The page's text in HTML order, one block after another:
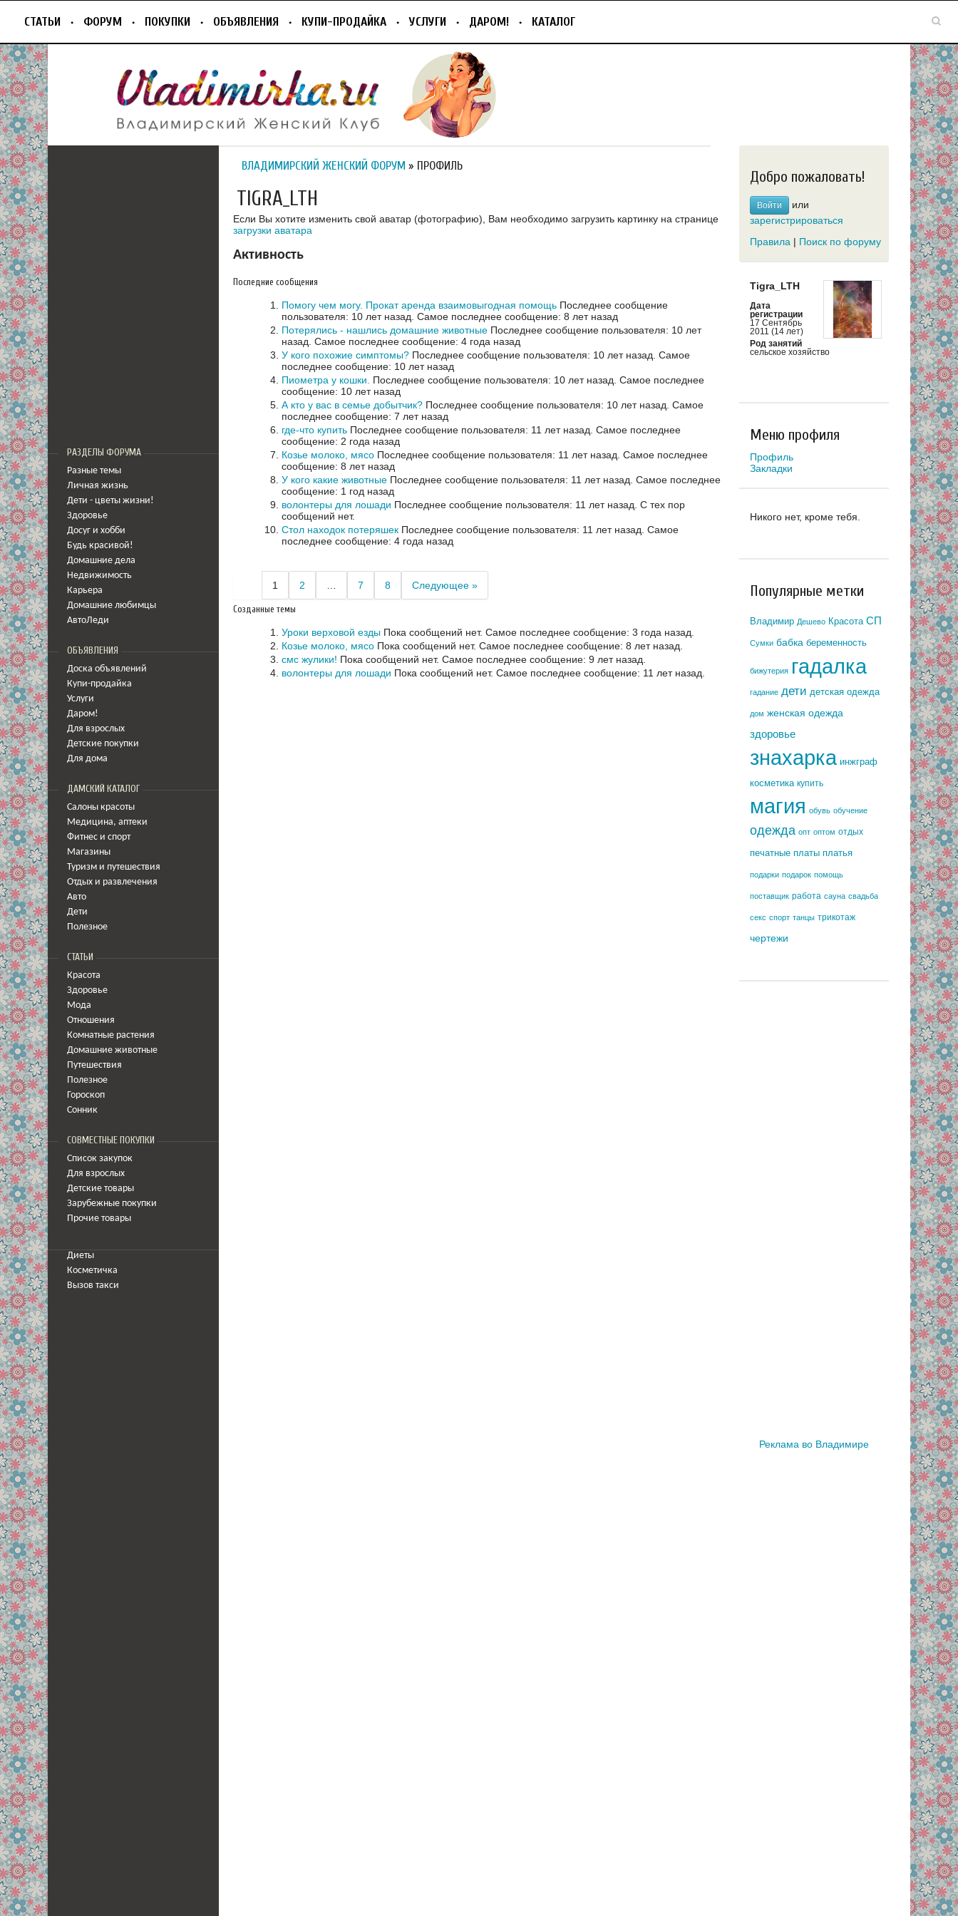
СТАТЬИ ФОРУМ ПОКУПКИ ОБЪЯВЛЕНИЯ КУПИ-ПРОДАЙКА УСЛУГИ ДАРОМ! КАТАЛОГ
РАЗДЕЛЫ ФОРУМА
Разные темы
Личная жизнь
Дети - цветы жизни!
Здоровье
Досуг и хобби
Будь красивой!
Домашние дела
Недвижимость
Карьера
Домашние любимцы
АвтоЛеди
ОБЪЯВЛЕНИЯ
Доска объявлений
Купи-продайка
Услуги
Даром!
Для взрослых
Детские покупки
Для дома
ДАМСКИЙ КАТАЛОГ
Салоны красоты
Медицина, аптеки
Фитнес и спорт
Магазины
Туризм и путешествия
Отдых и развлечения
Авто
Дети
Полезное
СТАТЬИ
Красота
Здоровье
Мода
Отношения
Комнатные растения
Домашние животные
Путешествия
Полезное
Гороскоп
Сонник
СОВМЕСТНЫЕ ПОКУПКИ
Список закупок
Для взрослых
Детские товары
Зарубежные покупки
Прочие товары
Диеты
Косметичка
Вызов такси
ВЛАДИМИРСКИЙ ЖЕНСКИЙ ФОРУМ » ПРОФИЛЬ
TIGRA_LTH
Если Вы хотите изменить свой аватар (фотографию), Вам необходимо загрузить картинку на странице
загрузки аватара
Активность
Последние сообщения
Помогу чем могу. Прокат аренда взаимовыгодная помощь Последнее сообщение
пользователя: 10 лет назад. Самое последнее сообщение: 8 лет назад
Потерялись - нашлись домашние животные Последнее сообщение пользователя: 10 лет
назад. Самое последнее сообщение: 4 года назад
У кого похожие симптомы? Последнее сообщение пользователя: 10 лет назад. Самое
последнее сообщение: 10 лет назад
Пиометра у кошки.
Последнее сообщение пользователя: 10 лет назад. Самое последнее
сообщение: 10 лет назад
А кто у вас в семье добытчик? Последнее сообщение пользователя: 10 лет назад. Самое
последнее сообщение: 7 лет назад
где-что купить Последнее сообщение пользователя: 11 лет назад. Самое последнее
сообщение: 2 года назад
Козье молоко, мясо Последнее сообщение пользователя: 11 лет назад. Самое последнее
сообщение: 8 лет назад
У кого какие животные Последнее сообщение пользователя: 11 лет назад. Самое последнее
сообщение: 1 год назад
волонтеры для лошади Последнее сообщение пользователя: 11 лет назад. С тех пор
сообщений нет.
Стол находок потеряшек Последнее сообщение пользователя: 11 лет назад. Самое
последнее сообщение: 4 года назад
1 2 7 8 Следующее »
Созданные темы
Уроки верховой езды Пока сообщений нет. Самое последнее сообщение: 3 года назад.
Козье молоко, мясо Пока сообщений нет. Самое последнее сообщение: 8 лет назад.
смс жулики! Пока сообщений нет. Самое последнее сообщение: 9 лет назад.
волонтеры для лошади Пока сообщений нет. Самое последнее сообщение: 11 лет назад.
Добро пожаловать!
Войти
или
зарегистрироваться
Правила | Поиск по форуму
Tigra_LTH
Дата
регистрации
17 Сентябрь
2011 (14 лет)
Род занятий
сельское хозяйство
Меню профиля
Профиль
Закладки
Никого нет, кроме тебя.
Популярные метки
Владимир Дешево Красота СП
Сумки бабка беременность
бижутерия гадалка
гадание дети детская одежда
дом женская одежда
здоровье
знахарка инжграф
косметика купить
магия обувь обучение
одежда опт оптом отдых
печатные платы платья
подарки подарок помощь
поставщик работа сауна свадьба
секс спорт танцы трикотаж
чертежи
Реклама во Владимире